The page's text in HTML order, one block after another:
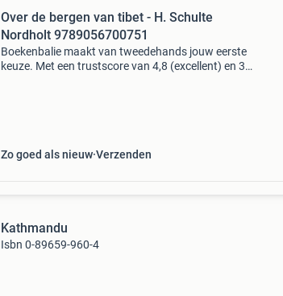
Over de bergen van tibet - H. Schulte
Nordholt 9789056700751
Boekenbalie maakt van tweedehands jouw eerste
keuze. Met een trustscore van 4,8 (excellent) en 30
Zo goed als nieuw Verzenden
Kathmandu
Isbn 0-89659-960-4